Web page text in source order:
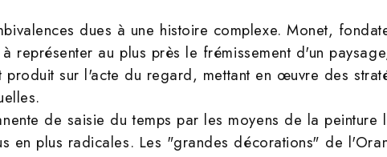
dues à une histoire complexe. Monet,
représenter au plus près le frémissement d'un
sur l'acte du regard, mettant en œuvre des
de saisie du temps par les moyens de la peinture
en plus radicales. Les "grandes décorations" de